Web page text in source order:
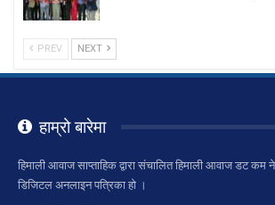
PREV NEXT
हाम्रो बारेमा
हिमाली आवाज साप्ताहिक द्वारा संचालित हिमाली आवाज डट कम
डिजिटल अनलाइन पत्रिका हो ।